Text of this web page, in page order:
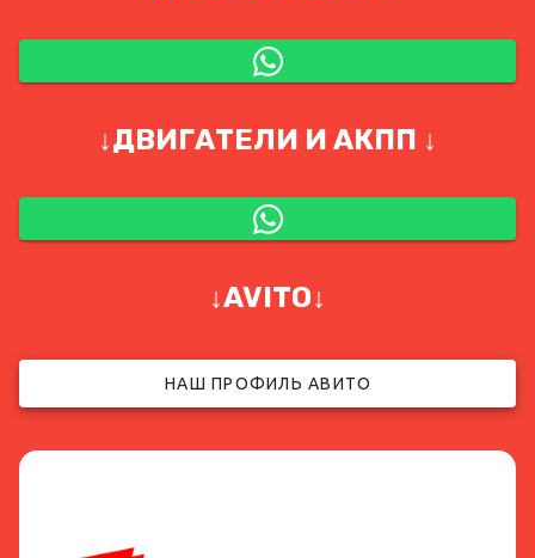
↓ДВИГАТЕЛИ И АКПП ↓
↓AVITO↓
НАШ ПРОФИЛЬ АВИТО